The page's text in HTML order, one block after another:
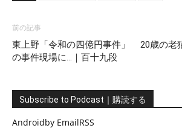
前の記事
東上野「令和の四億円事件」
の事件現場に…｜百十九段
20歳の老
Subscribe to Podcast｜購読する
Androidby EmailRSS